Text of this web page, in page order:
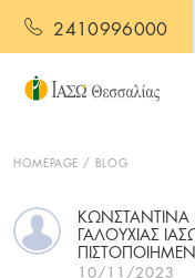
2410996000
HOMEPAGE BLOG
ΚΩΝΣΤΑΝΤΊΝΑ
ΓΑΛΟΥΧΊΑΣ
10/11/2023